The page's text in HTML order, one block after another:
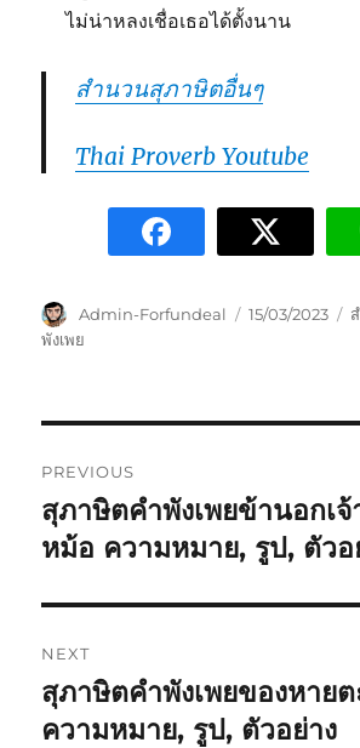
ไม่น่าหลงเชื่อเธอได้ตั้งนาน
สำนวนสุภาษิตอื่นๆ
Thai Proverb Youtube
Admin-Forfundeal 15/03/2023
พังเพย
PREVIOUS
สุภาษิตคำพังเพยข้านอกเ
หม้อ ความหมาย, รูป, ตัวอ
NEXT
สุภาษิตคำพังเพยของหาย
ความหมาย, รูป, ตัวอย่าง